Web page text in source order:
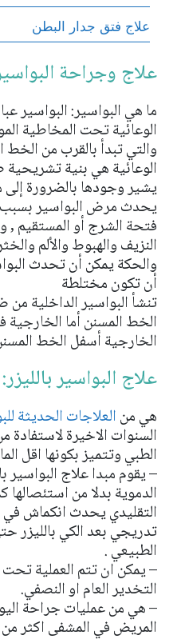
علاج فتق جدار البطن
علاج وجراحة
ما هي البواسير: البواسير
الوعائية تحت المخاطية
والتي تبدأ بالقرب من
الوعائية هي بنية تشريحية
يشير وجودها بالضرورة
يحدث مرض البواسير بسبب
فتحة الشرج أو المستقيم
النزيف والهبوط والألم
والحكة يمكن أن تحدث
أن تكون مختلطة
تنشأ البواسير الداخلية
الخط المسنن أما الخارجية
الخارجية أسفل الخط
علاج البواسير بالليزر:
هي منالعلاجات الحديثة
السنوات الاخيرة لاستفادة
الطبي وتتميز بكونها اقل
– يقوم مبدا علاج البواسير
الدموية بدلا من
التقليدي يحدث انكماش
تدريجي بعد الكي بالليزر
الطبيعي .
– يمكن ان تتم العملية
التخدير العام او النصفي.
– هي من عمليات جراحة
المريض في المشفى اكثر